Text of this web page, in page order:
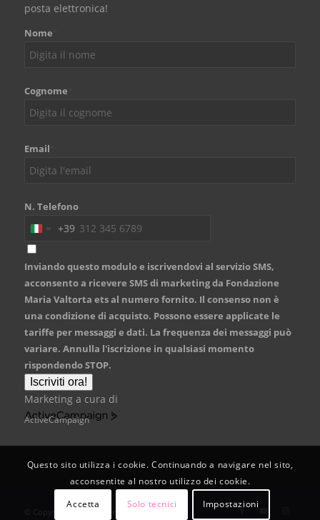
posta elettronica!
Nome
Cognome
Email
N. Telefono
Italy
+39
+39
Inviando questo modulo e iscrivendovi al servizio SMS,
acconsento a ricevere SMS di marketing da Fondazione
Maria Valtorta ets al numero fornito. Il consenso non è
una condizione di acquisto. Possono essere applicate le
tariffe per messaggi e dati. La frequenza dei messaggi può
variare. Annulla l'iscrizione in qualsiasi momento
rispondendo STOP.
Iscriviti ora!
Marketing a cura di
ActiveCampaign
© Copyright | Fondazione Maria Valtorta
Questo sito utilizza i cookie. Continuando a navigare nel sito,
acconsentite al nostro utilizzo dei cookie.
Accetta
Solo tecnici Impostazioni